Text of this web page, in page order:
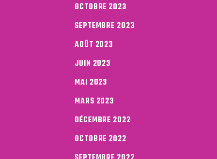
OCTOBRE 2023
SEPTEMBRE 2023
AOÛT 2023
JUIN 2023
MAI 2023
MARS 2023
DÉCEMBRE 2022
OCTOBRE 2022